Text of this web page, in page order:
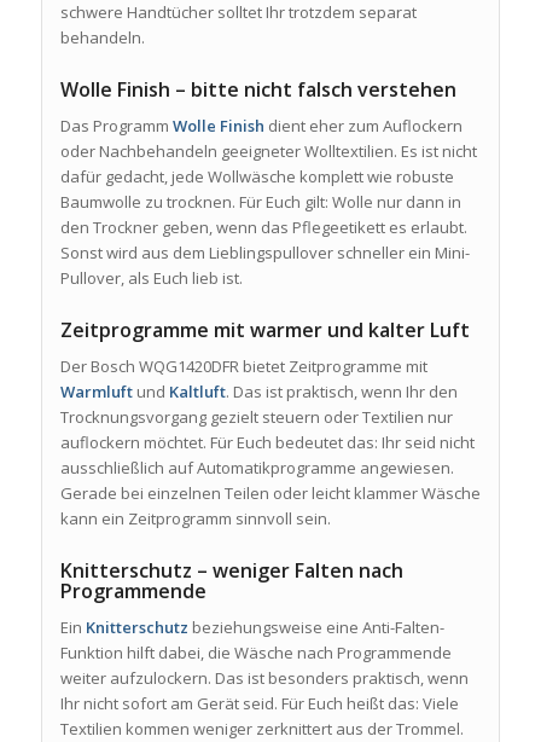
schwere Handtücher solltet Ihr trotzdem separat
behandeln.
Wolle Finish – bitte nicht falsch verstehen
Das Programm Wolle Finish dient eher zum Auflockern
oder Nachbehandeln geeigneter Wolltextilien. Es ist nicht
dafür gedacht, jede Wollwäsche komplett wie robuste
Baumwolle zu trocknen. Für Euch gilt: Wolle nur dann in
den Trockner geben, wenn das Pflegeetikett es erlaubt.
Sonst wird aus dem Lieblingspullover schneller ein Mini-
Pullover, als Euch lieb ist.
Zeitprogramme mit warmer und kalter Luft
Der Bosch WQG1420DFR bietet Zeitprogramme mit
Warmluftund Kaltluft. Das ist praktisch, wenn Ihr den
Trocknungsvorgang gezielt steuern oder Textilien nur
auflockern möchtet. Für Euch bedeutet das: Ihr seid nicht
ausschließlich auf Automatikprogramme angewiesen.
Gerade bei einzelnen Teilen oder leicht klammer Wäsche
kann ein Zeitprogramm sinnvoll sein.
Knitterschutz – weniger Falten nach
Programmende
Ein Knitterschutz beziehungsweise eine Anti-Falten-
Funktion hilft dabei, die Wäsche nach Programmende
weiter aufzulockern. Das ist besonders praktisch, wenn
Ihr nicht sofort am Gerät seid. Für Euch heißt das: Viele
Textilien kommen weniger zerknittert aus der Trommel.